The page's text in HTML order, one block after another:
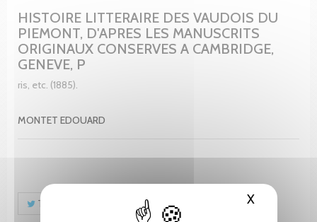
XMasquer
HISTOIRE LITTERAIRE DES VAUDOIS DU
PIEMONT, D'APRES LES MANUSCRITS
ORIGINAUX CONSERVES A CAMBRIDGE,
GENEVE, P
ris, etc. (1885).
MONTET EDOUARD
Tweet Pinterest